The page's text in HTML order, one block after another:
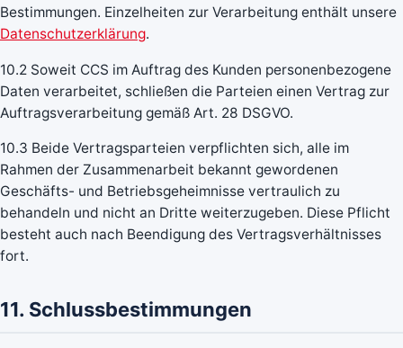
Bestimmungen. Einzelheiten zur Verarbeitung enthält unsere
Datenschutzerklärung.
10.2 Soweit CCS im Auftrag des Kunden personenbezogene
Daten verarbeitet, schließen die Parteien einen Vertrag zur
Auftragsverarbeitung gemäß Art. 28 DSGVO.
10.3 Beide Vertragsparteien verpflichten sich, alle im
Rahmen der Zusammenarbeit bekannt gewordenen
Geschäfts- und Betriebsgeheimnisse vertraulich zu
behandeln und nicht an Dritte weiterzugeben. Diese Pflicht
besteht auch nach Beendigung des Vertragsverhältnisses
fort.
11. Schlussbestimmungen